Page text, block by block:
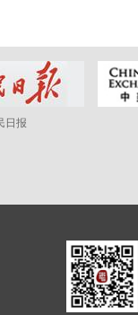
日报